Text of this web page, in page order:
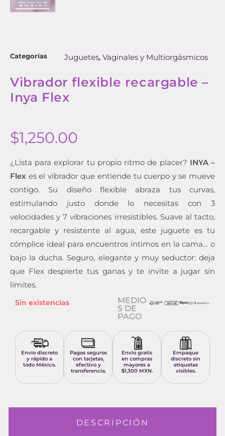
Categorías Juguetes, Vaginales y Multiorgásmicos
Vibrador flexible recargable –
Inya Flex
$1,250.00
¿Lista para explorar tu propio ritmo de placer? INYA –
Flex es el vibrador que entiende tu cuerpo y se mueve
contigo. Su diseño flexible abraza tus curvas,
estimulando justo donde lo necesitas con 3
velocidades y 7 vibraciones irresistibles. Suave al tacto,
recargable y resistente al agua, este juguete es tu
cómplice ideal para encuentros íntimos en la cama… o
bajo la ducha. Seguro, elegante y muy seductor: deja
que Flex despierte tus ganas y te invite a jugar sin
límites.
Sin existencias
MEDIO
S DE
PAGO
Envío discreto
y rápido a
todo México.
Pagos seguros
con tarjetas,
efectivo y
transferencia.
Envío gratis
en compras
mayores a
$1,300 MXN.
Empaque
discreto sin
etiquetas
visibles.
DESCRIPCIÓN